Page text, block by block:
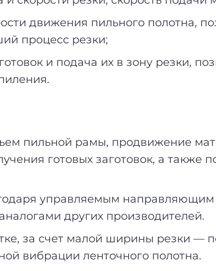
движения пильного полотна,
процесс резки;
и подача их в зону резки,
пильной рамы, продвижение
готовых заготовок, а также
управляемым
других производителей.
за счет малой ширины резки —
вибрации ленточного полотна.